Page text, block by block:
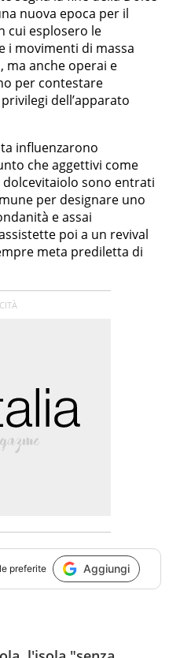
nuova epoca per il
cui esplosero le
i movimenti di massa
ma anche operai e
per contestare
dell’apparato
influenzarono
che aggettivi come
sono entrati
per designare uno
e assai
poi a un revival
meta prediletta di
preferite Aggiungi